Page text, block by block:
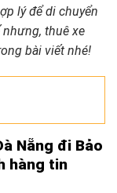
lý để di chuyển
thuê xe
bài viết nhé!
Nẵng đi Bảo
hàng tin